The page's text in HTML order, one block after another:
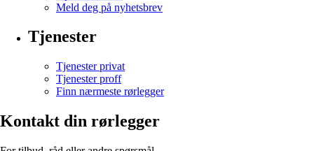
Meld deg på nyhetsbrev
Tjenester
Tjenester privat
Tjenester proff
Finn nærmeste rørlegger
Kontakt din rørlegger